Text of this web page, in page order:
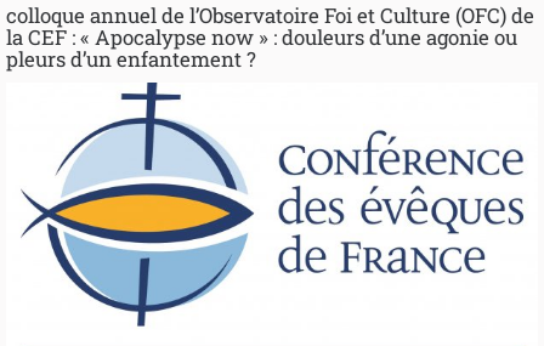
colloque annuel de l’Observatoire Foi et Culture (OFC) de
la CEF : « Apocalypse now » : douleurs d’une agonie ou
pleurs d’un enfantement ?